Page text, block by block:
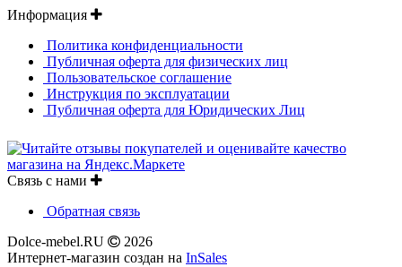
Информация
Политика конфиденциальности
Публичная оферта для физических лиц
Пользовательское соглашение
Инструкция по эксплуатации
Публичная оферта для Юридических Лиц
Связь с нами
Обратная связь
Dolce-mebel.RU
2026
Интернет-магазин создан на InSales